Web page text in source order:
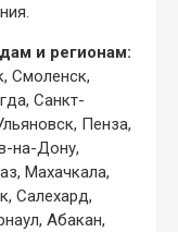
и регионам:
Смоленск,
Санкт-
Пенза,
на-Дону,
Махачкала,
Салехард,
Абакан,